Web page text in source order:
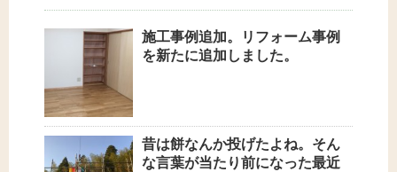
施工事例追加。リフォーム事例
を新たに追加しました。
昔は餅なんか投げたよね。そん
な言葉が当たり前になった最近